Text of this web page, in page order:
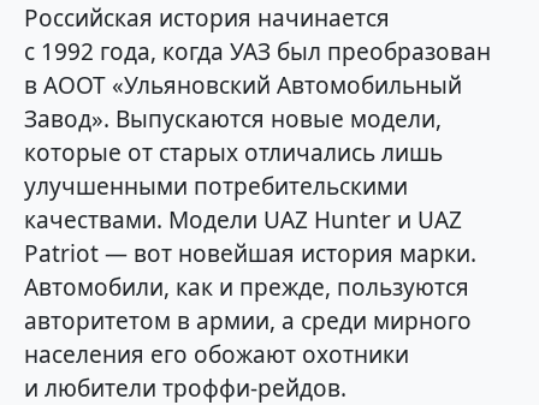
Российская история начинается
с 1992 года, когда УАЗ был преобразован
в АООТ «Ульяновский Автомобильный
Завод». Выпускаются новые модели,
которые от старых отличались лишь
улучшенными потребительскими
качествами. Модели UAZ Hunter и UAZ
Patriot — вот новейшая история марки.
Автомобили, как и прежде, пользуются
авторитетом в армии, а среди мирного
населения его обожают охотники
и любители троффи-рейдов.